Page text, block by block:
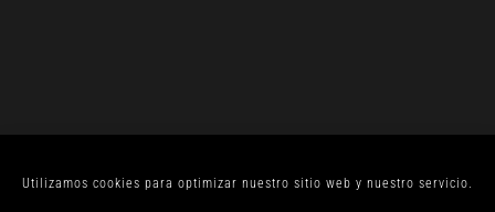
Utilizamos cookies para optimizar nuestro sitio web y nuestro servicio.